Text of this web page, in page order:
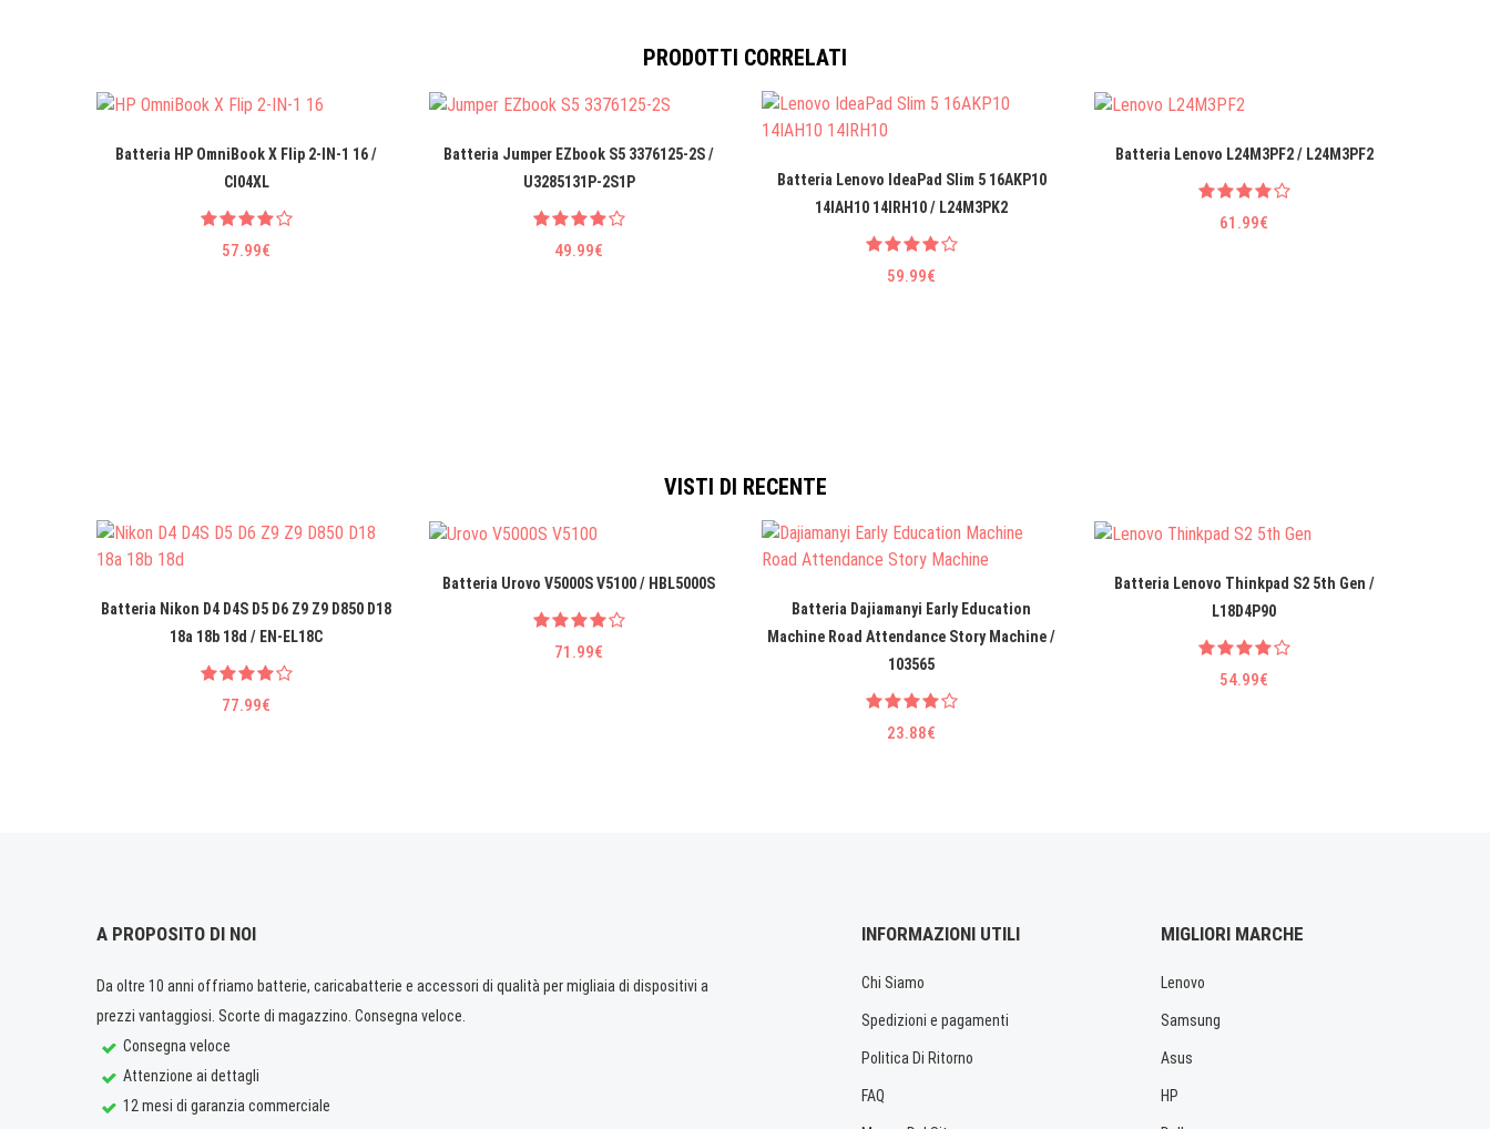
PRODOTTI CORRELATI
Batteria HP OmniBook X Flip 2-IN-1 16 /
CI04XL
57.99€
Batteria Jumper EZbook S5 3376125-2S /
U3285131P-2S1P
49.99€
Batteria Lenovo IdeaPad Slim 5 16AKP10
14IAH10 14IRH10 / L24M3PK2
59.99€
Batteria Lenovo L24M3PF2 / L24M3PF2
61.99€
VISTI DI RECENTE
Batteria Nikon D4 D4S D5 D6 Z9 Z9 D850 D18
18a 18b 18d / EN-EL18C
77.99€
Batteria Urovo V5000S V5100 / HBL5000S
71.99€
Batteria Dajiamanyi Early Education
Machine Road Attendance Story Machine /
103565
23.88€
Batteria Lenovo Thinkpad S2 5th Gen /
L18D4P90
54.99€
A PROPOSITO DI NOI
Da oltre 10 anni offriamo batterie, caricabatterie e accessori di qualità per migliaia di dispositivi a
prezzi vantaggiosi. Scorte di magazzino. Consegna veloce.
Consegna veloce
Attenzione ai dettagli
12 mesi di garanzia commerciale
INFORMAZIONI UTILI
Chi Siamo
Spedizioni e pagamenti
Politica Di Ritorno
FAQ
MIGLIORI MARCHE
Lenovo
Samsung
Asus
HP